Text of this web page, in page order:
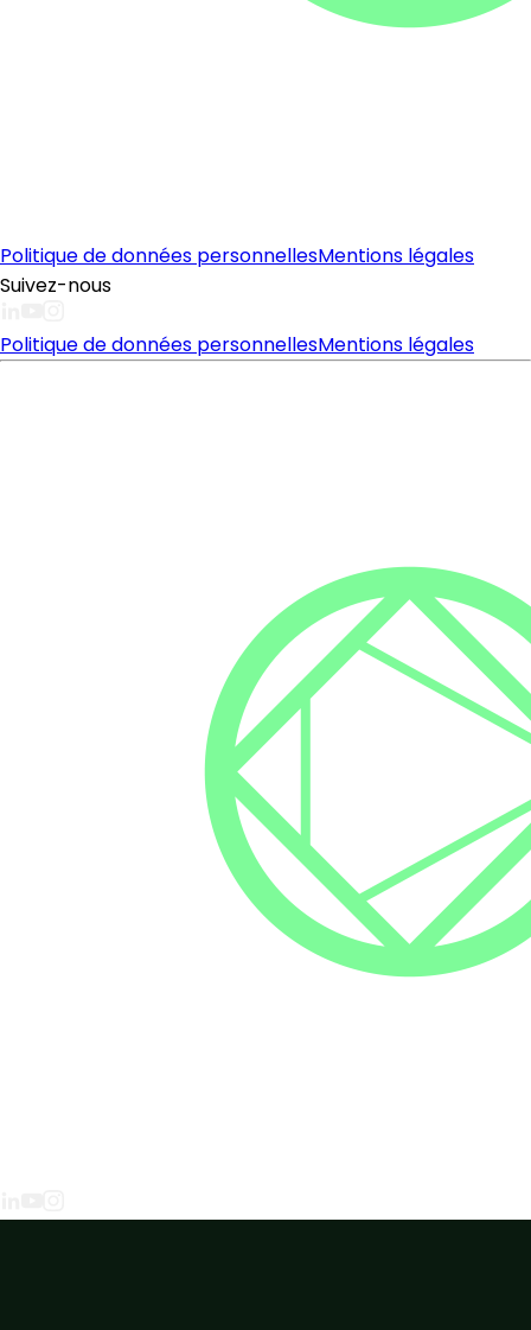
Politique de données personnellesMentions légales
Suivez-nous
Politique de données personnellesMentions légales